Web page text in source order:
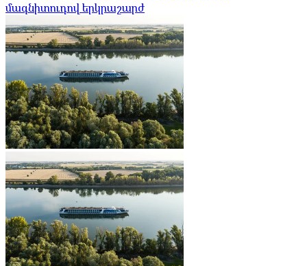
մագնիտուդով երկրաշարժ